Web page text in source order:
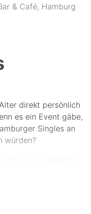
& Café, Hamburg
direkt persönlich
es ein Event gäbe,
Singles an
würden?
Dates an